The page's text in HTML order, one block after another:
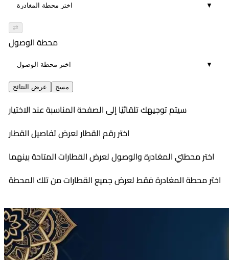
▼
⇄
محطة الوصول
▼
عرض النتائج مسح
سيتم توجيهك تلقائيًا إلى الصفحة المناسبة عند الاختيار
اختر رقم القطار لعرض تفاصيل القطار
اختر محطتي المغادرة والوصول لعرض القطارات المتاحة بينهما
اختر محطة المغادرة فقط لعرض جميع القطارات من تلك المحطة